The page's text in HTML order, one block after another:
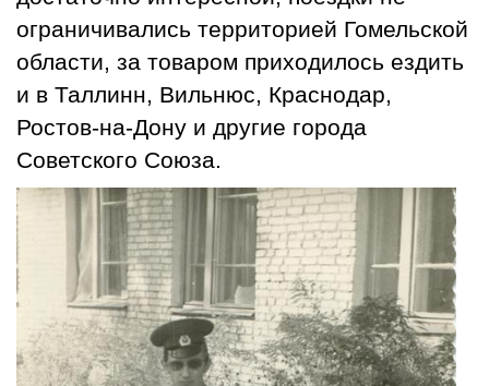
ограничивались территорией Гомельской
области, за товаром приходилось ездить
и в Таллинн, Вильнюс, Краснодар,
Ростов-на-Дону и другие города
Советского Союза.